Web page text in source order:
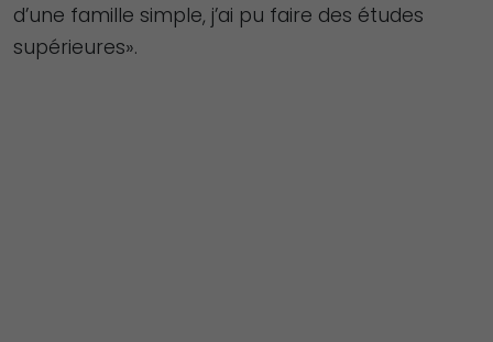
d’une famille simple, j’ai pu faire des études
supérieures».